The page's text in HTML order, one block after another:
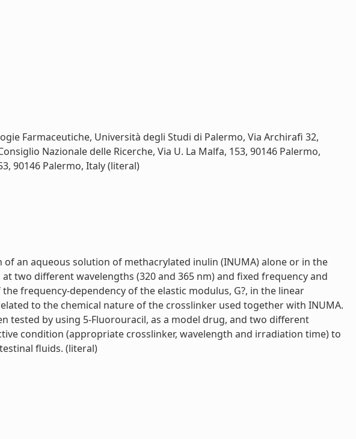
Farmaceutiche, Università degli Studi di Palermo, Via Archirafi 32,
Nazionale delle Ricerche, Via U. La Malfa, 153, 90146 Palermo,
90146 Palermo, Italy (literal)
an aqueous solution of methacrylated inulin (INUMA) alone or in the
two different wavelengths (320 and 365 nm) and fixed frequency and
frequency-dependency of the elastic modulus, G?, in the linear
to the chemical nature of the crosslinker used together with INUMA.
tested by using 5-Fluorouracil, as a model drug, and two different
condition (appropriate crosslinker, wavelength and irradiation time) to
fluids. (literal)